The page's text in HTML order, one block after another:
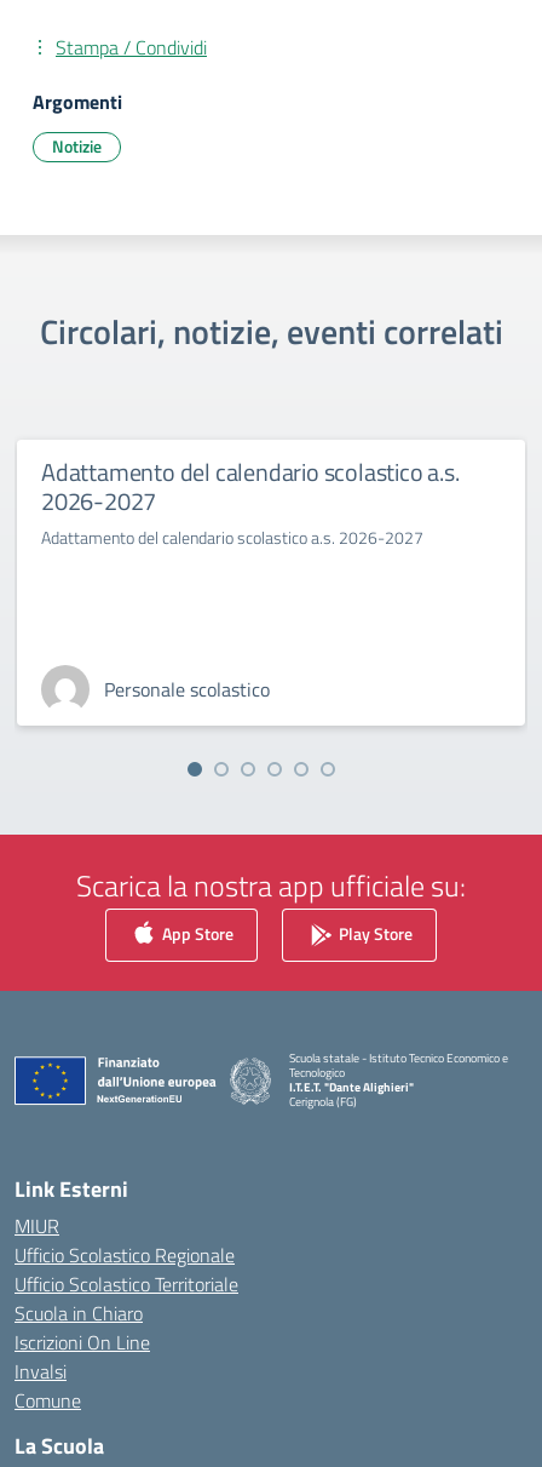
Stampa / Condividi
Argomenti
Notizie
Circolari, notizie, eventi correlati
Adattamento del calendario scolastico a.s.
2026-2027
Adattamento del calendario scolastico a.s. 2026-2027
Personale scolastico
Scarica la nostra app ufficiale su:
App Store Play Store
Scuola statale - Istituto Tecnico Economico e
Tecnologico
I.T.E.T. "Dante Alighieri"
Cerignola (FG)
— Visita la pagina iniziale della scuola
Link Esterni
MIUR
Ufficio Scolastico Regionale
Ufficio Scolastico Territoriale
Scuola in Chiaro
Iscrizioni On Line
Invalsi
Comune
La Scuola